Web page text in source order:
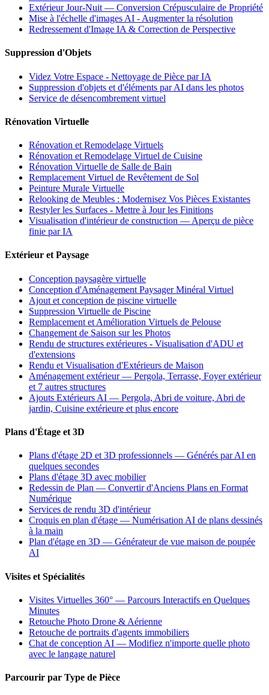
Extérieur Jour-Nuit — Conversion Crépusculaire de Propriété
Mise à l'échelle d'images AI - Augmenter la résolution
Redressement d'Image IA & Correction de Perspective
Suppression d'Objets
Videz Votre Espace - Nettoyage de Pièce par IA
Suppression d'objets et d'éléments par AI dans les photos
Service de désencombrement virtuel
Rénovation Virtuelle
Rénovation et Remodelage Virtuels
Rénovation et Remodelage Virtuel de Cuisine
Rénovation Virtuelle de Salle de Bain
Remplacement Virtuel de Revêtement de Sol
Peinture Murale Virtuelle
Relooking de Meubles : Modernisez Vos Pièces Existantes
Restyler les Surfaces - Mettre à Jour les Finitions
Visualisation d'intérieur de construction — Aperçu de pièce
finie par IA
Extérieur et Paysage
Conception paysagère virtuelle
Conception d'Aménagement Paysager Minéral Virtuel
Ajout et conception de piscine virtuelle
Suppression Virtuelle de Piscine
Remplacement et Amélioration Virtuels de Pelouse
Changement de Saison sur les Photos
Rendu de structures extérieures - Visualisation d'ADU et
d'extensions
Rendu et Visualisation d'Extérieurs de Maison
Aménagement extérieur — Pergola, Terrasse, Foyer extérieur
et 7 autres structures
Ajouts Extérieurs AI — Pergola, Abri de voiture, Abri de
jardin, Cuisine extérieure et plus encore
Plans d'Étage et 3D
Plans d'étage 2D et 3D professionnels — Générés par AI en
quelques secondes
Plans d'étage 3D avec mobilier
Redessin de Plan — Convertir d'Anciens Plans en Format
Numérique
Services de rendu 3D d'intérieur
Croquis en plan d'étage — Numérisation AI de plans dessinés
à la main
Plan d'étage en 3D — Générateur de vue maison de poupée
AI
Visites et Spécialités
Visites Virtuelles 360° — Parcours Interactifs en Quelques
Minutes
Retouche Photo Drone & Aérienne
Retouche de portraits d'agents immobiliers
Chat de conception AI — Modifiez n'importe quelle photo
avec le langage naturel
Parcourir par Type de Pièce